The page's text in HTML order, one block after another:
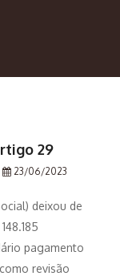
29
23/06/2023
deixou de
pagamento
revisão